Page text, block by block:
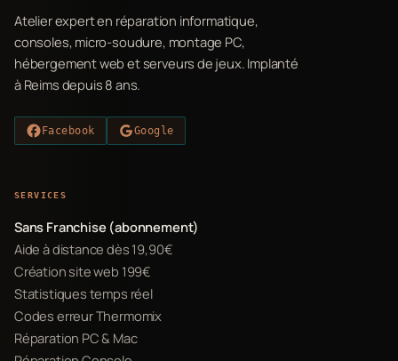
Atelier expert en réparation informatique,
consoles, micro-soudure, montage PC,
hébergement web et serveurs de jeux. Implanté
à Reims depuis 8 ans.
Facebook Google
SERVICES
Sans Franchise (abonnement)
Aide à distance dès 19,90€
Création site web 199€
Statistiques temps réel
Codes erreur Thermomix
Réparation PC & Mac